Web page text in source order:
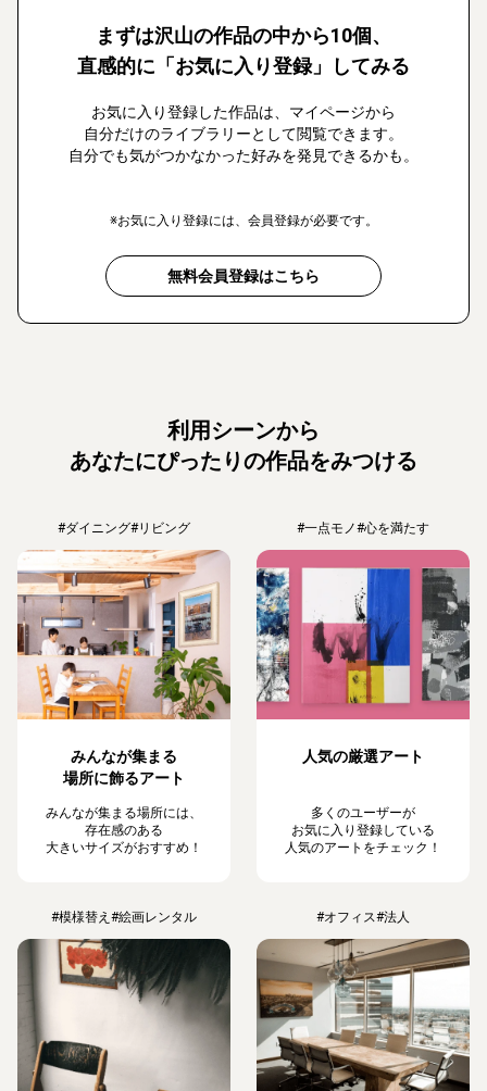
まずは沢山の作品の中から10個、
直感的に「お気に入り登録」してみる
お気に入り登録した作品は、マイページから
自分だけのライブラリーとして閲覧できます。
自分でも気がつかなかった好みを発見できるかも。
※お気に入り登録には、会員登録が必要です。
無料会員登録はこちら
利用シーンから
あなたにぴったりの作品をみつける
#ダイニング#リビング
みんなが集まる
場所に飾るアート
みんなが集まる場所には、
存在感のある
大きいサイズがおすすめ！
#一点モノ#心を満たす
人気の厳選アート
多くのユーザーが
お気に入り登録している
人気のアートをチェック！
#模様替え #絵画レンタル #オフィス#法人